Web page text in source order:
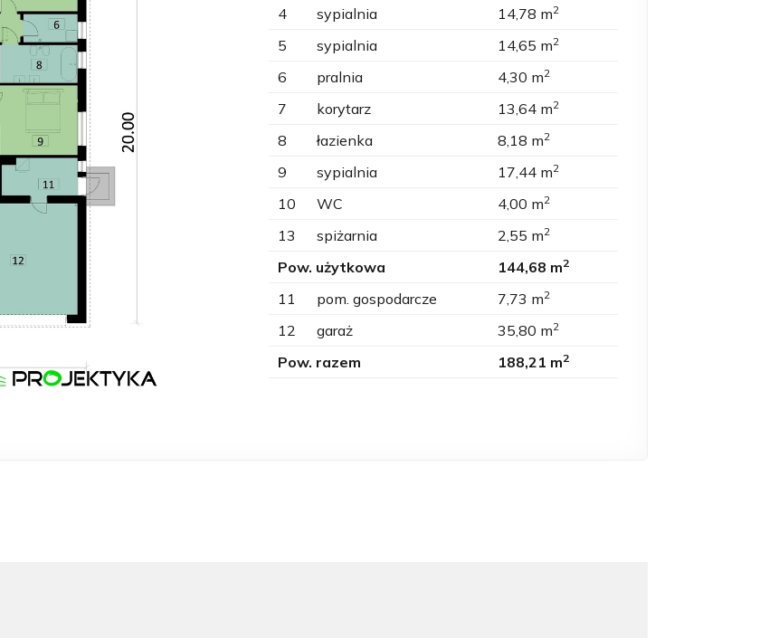
4 sypialnia 14,78 m2
5 sypialnia 14,65 m2
6 pralnia 4,30 m2
7 korytarz 13,64 m2
8 łazienka 8,18 m2
9 sypialnia 17,44 m2
10 WC 4,00 m2
13 spiżarnia 2,55 m2
Pow. użytkowa 144,68 m2
11 pom. gospodarcze 7,73 m2
12 garaż 35,80 m2
Pow. razem 188,21 m2